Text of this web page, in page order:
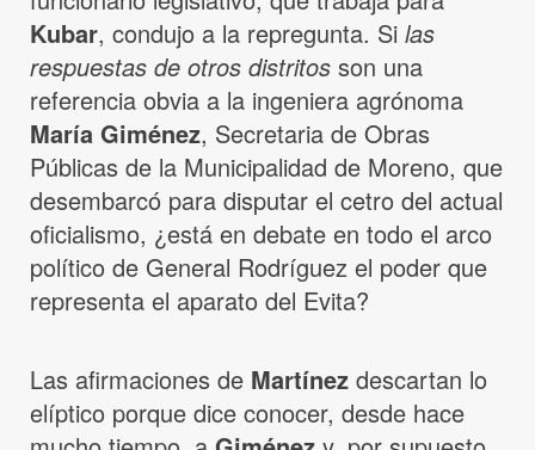
Kubar, condujo a la repregunta. Si las
respuestas de otros distritos son una
referencia obvia a la ingeniera agrónoma
María Giménez, Secretaria de Obras
Públicas de la Municipalidad de Moreno, que
desembarcó para disputar el cetro del actual
oficialismo, ¿está en debate en todo el arco
político de General Rodríguez el poder que
representa el aparato del Evita?
Las afirmaciones de Martínez descartan lo
elíptico porque dice conocer, desde hace